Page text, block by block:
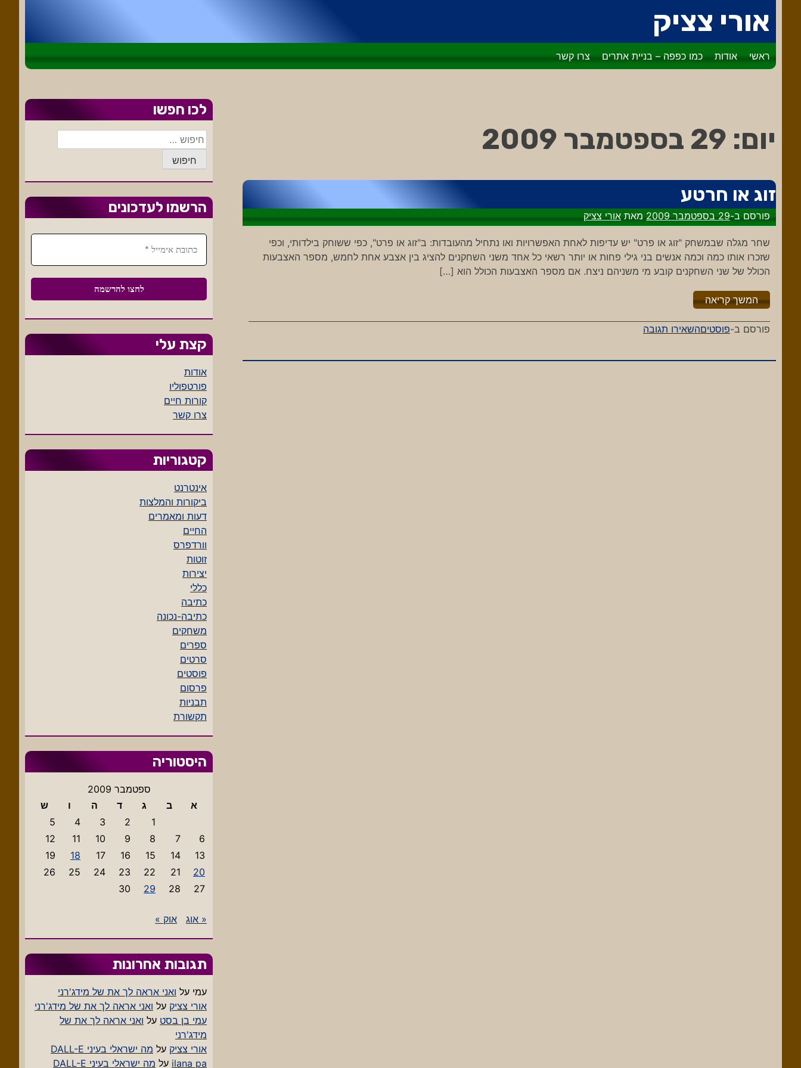
לתוכן
אורי צציק
ראשי אודות כמו כפפה – בניית אתרים צרו קשר
יום: 29 בספטמבר 2009
זוג או חרטע
פורסם ב-29 בספטמבר 2009 מאתאורי צציק
שחר מגלה שבמשחק "זוג או פרט" יש עדיפות לאחת האפשרויות ואו נתחיל מהעובדות: ב"זוג או פרט", כפי ששוחק בילדותי, וכפי
שזכרו אותו כמה וכמה אנשים בני גילי פחות או יותר רשאי כל אחד משני השחקנים להציג בין אצבע אחת לחמש, מספר האצבעות
הכולל של שני השחקנים קובע מי משניהם ניצח. אם מספר האצבעות הכולל הוא […]
המשך קריאה"%s"
פורסם ב-פוסטיםהשאירו תגובה
או
לכו חפשו
חיפוש:
הרשמו לעדכונים
קצת עלי
אודות
פורטפוליו
קורות חיים
צרו קשר
קטגוריות
אינטרנט
ביקורות והמלצות
דעות ומאמרים
החיים
וורדפרס
זוטות
יצירות
כללי
כתיבה
כתיבה-נכונה
משחקים
ספרים
סרטים
פוסטים
פרסום
תבניות
תקשורת
היסטוריה
ספטמבר 2009
א
ב ג ד ה ו
ש
1
2
3
4
5
6
7
8
9
10
11
12
13
14
15
16
17
18
19
20
21
22
23
24
25
26
27
28
29
30
« אוג אוק »
תגובות אחרונות
עמי על ואני אראה לך את של מידג'רני
אורי צציק על ואני אראה לך את של מידג'רני
עמי בן בסט על ואני אראה לך את של
מידג'רני
אורי צציק על מה ישראלי בעיני DALL-E
ilana pa על מה ישראלי בעיני DALL-E